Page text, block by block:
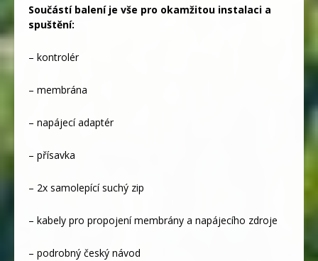
Součástí balení je vše pro okamžitou instalaci a
spuštění:
– kontrolér
– membrána
– napájecí adaptér
– přísavka
– 2x samolepící suchý zip
– kabely pro propojení membrány a napájecího zdroje
– podrobný český návod